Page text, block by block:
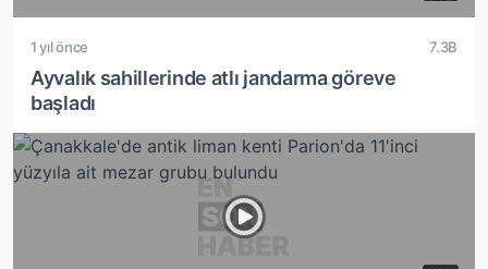
1 yıl önce 7.3B
Ayvalık sahillerinde atlı jandarma göreve
başladı